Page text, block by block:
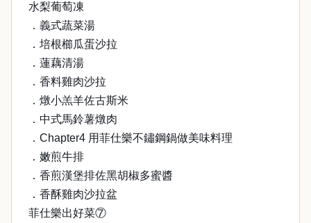
水梨葡萄凍
．義式蔬菜湯
．培根櫛瓜蛋沙拉
．蓮藕清湯
．香料雞肉沙拉
．燉小羔羊佐古斯米
．中式馬鈴薯燉肉
．Chapter4 用菲仕樂不鏽鋼鍋做美味料理
．嫩煎牛排
．香煎漢堡排佐黑胡椒多蜜醬
．香酥雞肉沙拉盆
菲仕樂出好菜⑦